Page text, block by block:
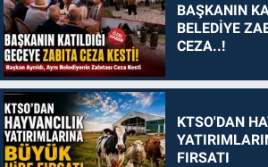
BAŞKANIN
BELEDİYE
CEZA..!
KTSO'DAN
FIRSATI